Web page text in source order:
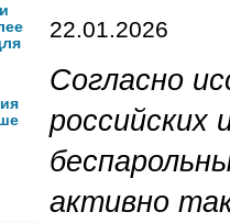
22.01.2026
Согласно
российских
активно